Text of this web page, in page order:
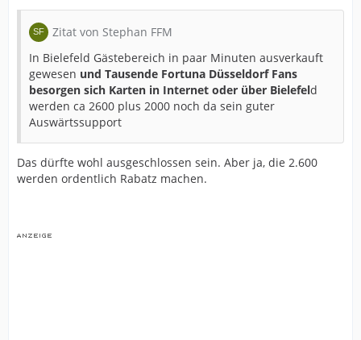
Zitat von Stephan FFM
In Bielefeld Gästebereich in paar Minuten ausverkauft
gewesen und Tausende Fortuna Düsseldorf Fans
besorgen sich Karten in Internet oder über Bielefeld
werden ca 2600 plus 2000 noch da sein guter
Auswärtssupport
Das dürfte wohl ausgeschlossen sein. Aber ja, die 2.600
werden ordentlich Rabatz machen.